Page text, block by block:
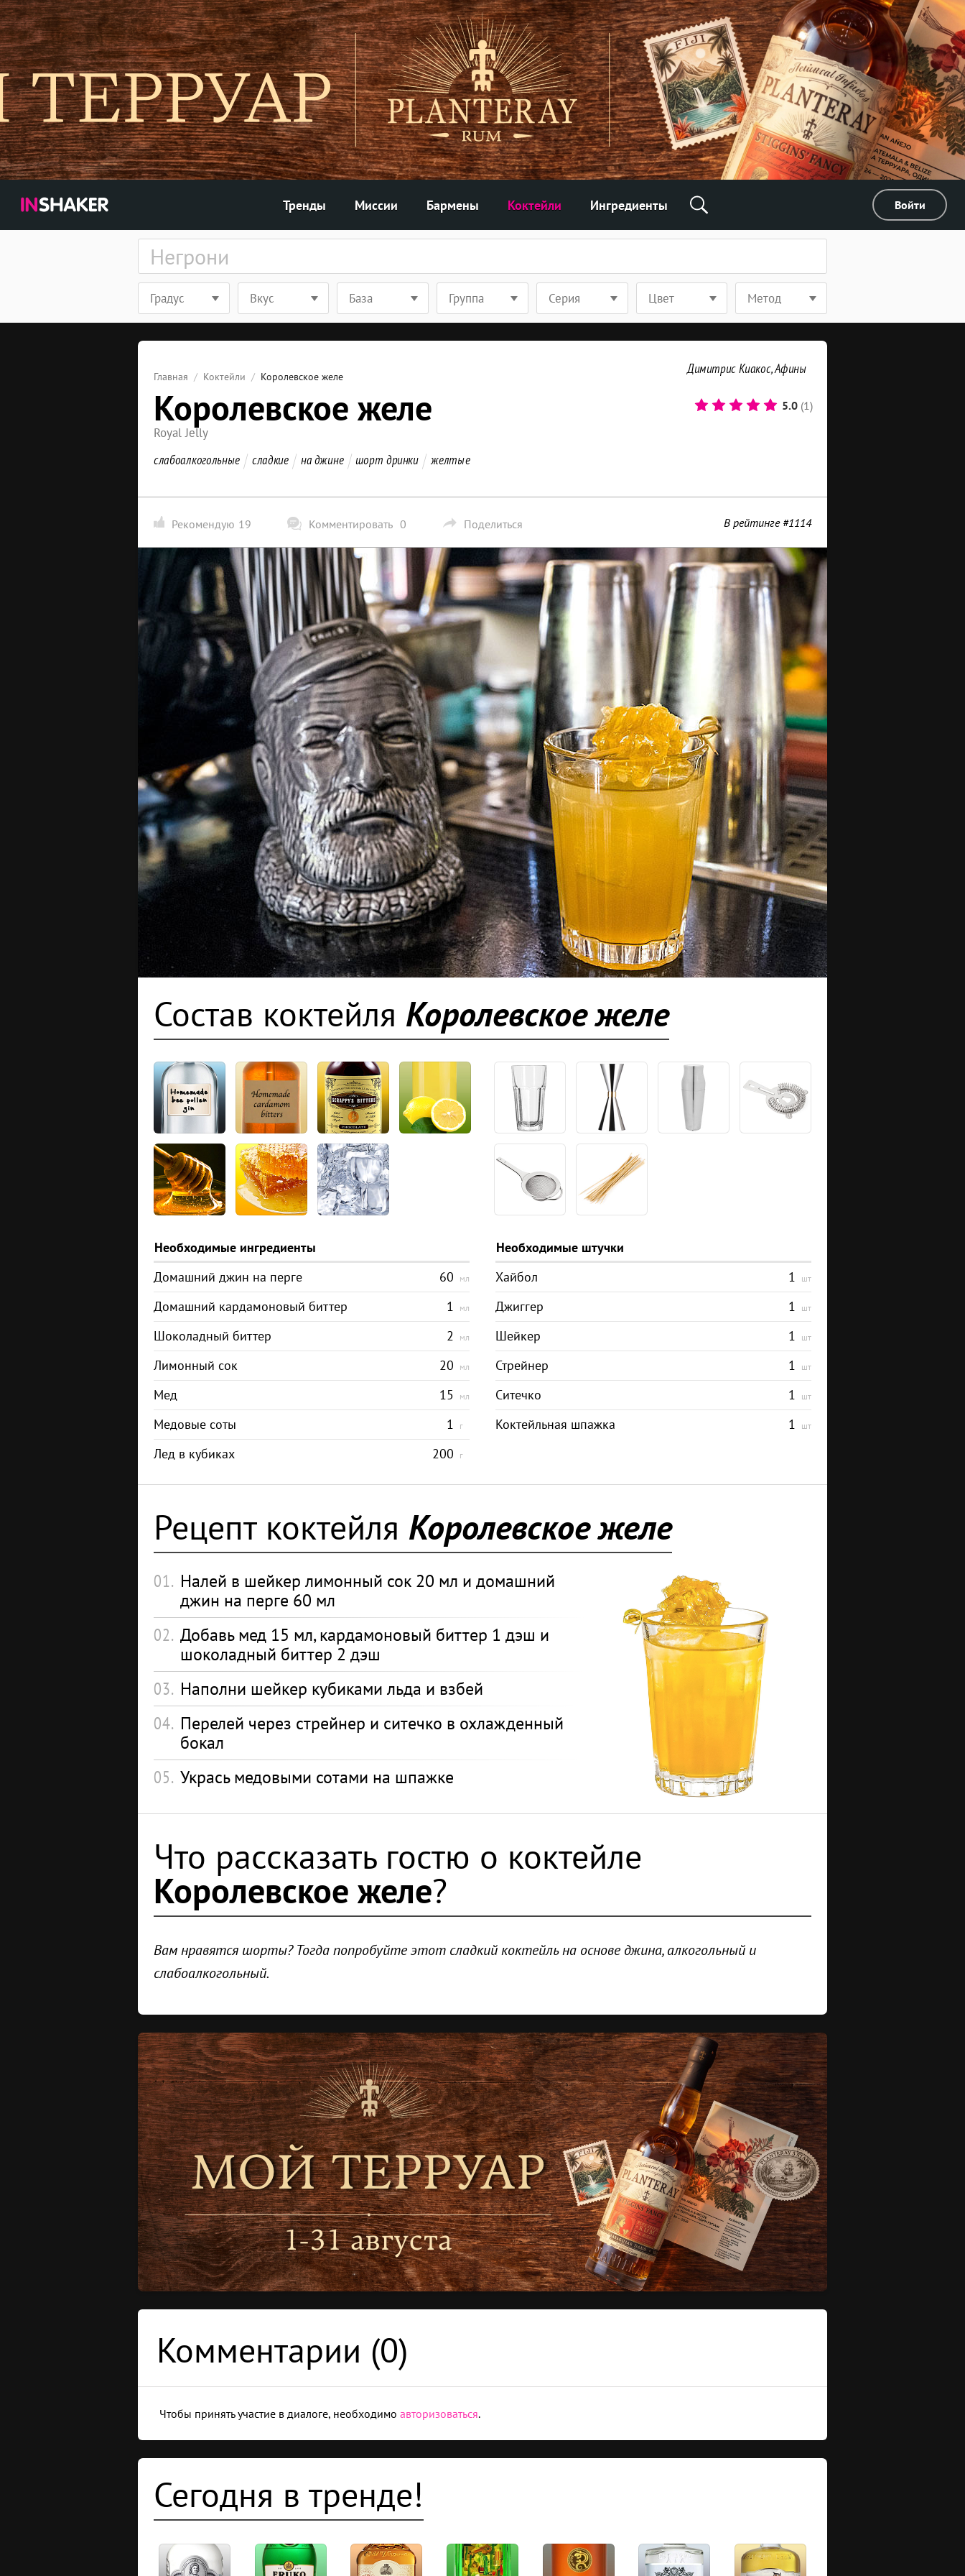
Тренды Миссии Бармены Коктейли Ингредиенты Войти
Градус Вкус База Группа Серия Цвет Метод
Главная Коктейли Королевское желе
Королевское желе
Royal Jelly
слабоалкогольные сладкие на джине шорт дринки желтые
Димитрис Киакос,Афины
5.0 (1)
Рекомендую 19 Комментировать 0 Поделиться В рейтинге #1114
Состав коктейля Королевское желе
Необходимые ингредиенты
Домашний джин на перге
60 мл
Домашний кардамоновый биттер 1 мл
Шоколадный биттер 2 мл
Лимонный сок 20 мл
Мед 15 мл
Медовые соты 1 г
Лед в кубиках 200 г
Необходимые штучки
Хайбол
1 шт
Джиггер 1 шт
Шейкер 1 шт
Стрейнер 1 шт
Ситечко 1 шт
Коктейльная шпажка 1 шт
Рецепт коктейля Королевское желе
Налей в шейкер лимонный сок 20 мл и домашний
джин на перге 60 мл
Добавь мед 15 мл, кардамоновый биттер 1 дэш и
шоколадный биттер 2 дэш
Наполни шейкер кубиками льда и взбей
Перелей через стрейнер и ситечко в охлажденный
бокал
Укрась медовыми сотами на шпажке
Что рассказать гостю о коктейле
Королевское желе?
Вам нравятся шорты? Тогда попробуйте этот сладкий коктейль на основе джина, алкогольный и
слабоалкогольный.
Комментарии (0)
Чтобы принять участие в диалоге, необходимо авторизоваться.
Сегодня в тренде!